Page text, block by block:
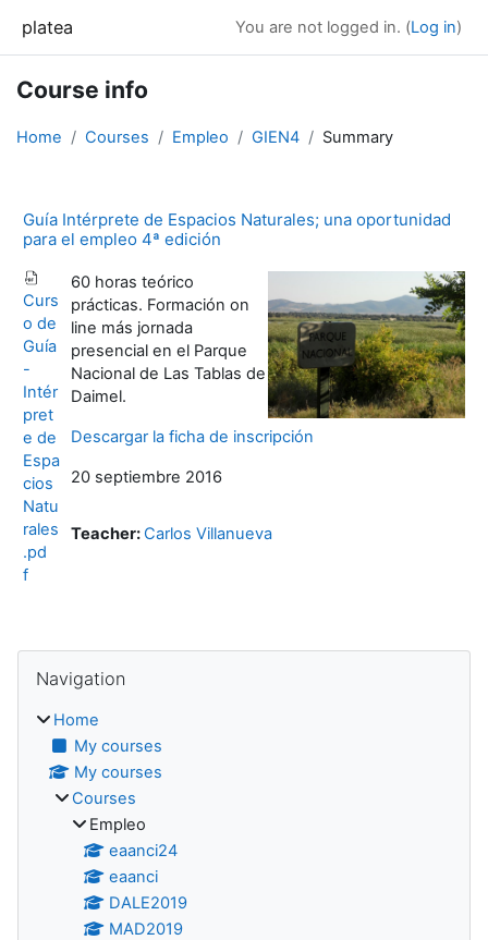
platea You are not logged in. (Log in)
Course info
Home Courses Empleo GIEN4 Summary
Guía Intérprete de Espacios Naturales; una oportunidad
para el empleo 4ª edición
Curs
o de
Guía
-
Intér
pret
e de
Espa
cios
Natu
rales
.pd
f
60 horas teórico
prácticas. Formación on
line más jornada
presencial en el Parque
Nacional de Las Tablas de
Daimel.
Descargar la ficha de inscripción
20 septiembre 2016
Teacher:Carlos Villanueva
Blocks
Navigation
Home
My courses
My courses
Courses
Empleo
eaanci24
eaanci
DALE2019
MAD2019